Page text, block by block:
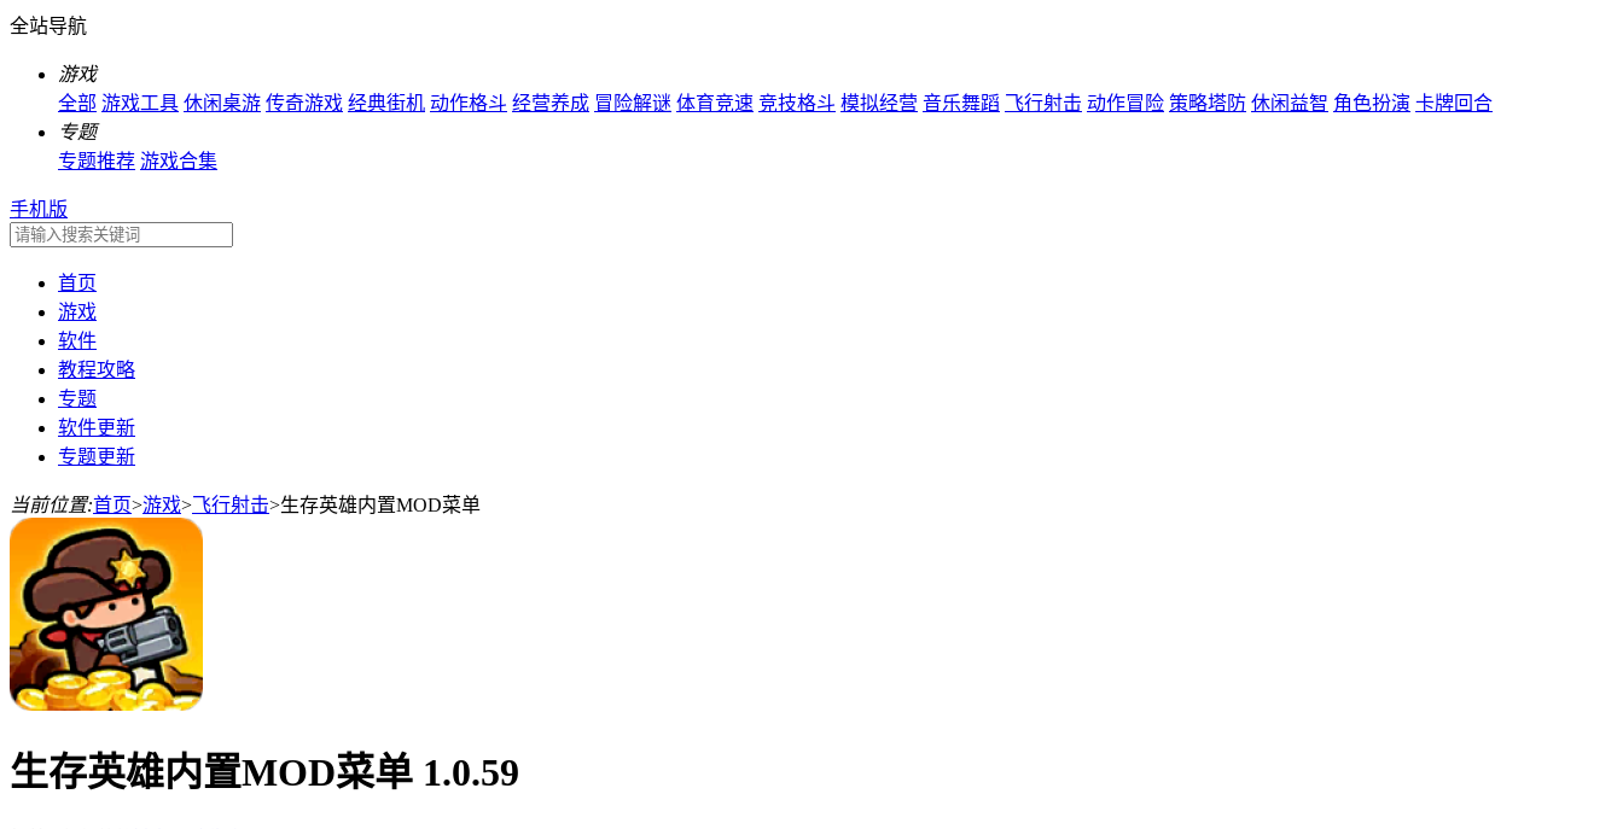
全站导航
游戏
全部 游戏工具 休闲桌游 传奇游戏 经典街机 动作格斗 经营养成 冒险解谜 体育竞速 竞技格斗 模拟经营 音乐舞蹈 飞行射击 动作冒险 策略塔防 休闲益智 角色扮演 卡牌回合
专题
专题推荐 游戏合集
手机版
首页
游戏
软件
教程攻略
专题
软件更新
专题更新
当前位置:首页>游戏>飞行射击>生存英雄内置MOD菜单
生存英雄内置MOD菜单 1.0.59